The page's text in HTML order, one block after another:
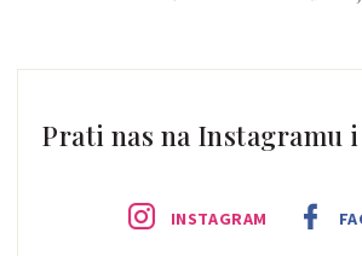
Prati nas na Instagramu
INSTAGRAM